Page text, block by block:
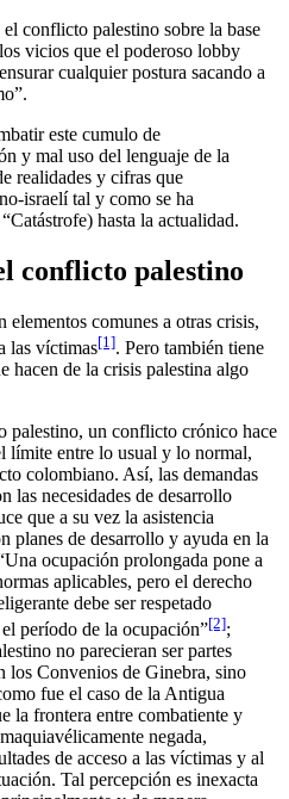
conflicto palestino sobre la base
vicios que el poderoso lobby
cualquier postura sacando a
este cumulo de
y mal uso del lenguaje de la
realidades y cifras que
israelí tal y como se ha
hasta la actualidad.
conflicto palestino
elementos comunes a otras crisis,
las víctimas[1]. Pero también tiene
hacen de la crisis palestina algo
palestino, un conflicto crónico hace
límite entre lo usual y lo normal,
colombiano. Así, las demandas
las necesidades de desarrollo
que a su vez la asistencia
planes de desarrollo y ayuda en la
ocupación prolongada pone a
aplicables, pero el derecho
debe ser respetado
período de la ocupación”[2];
no parecieran ser partes
los Convenios de Ginebra, sino
fue el caso de la Antigua
la frontera entre combatiente y
negada,
de acceso a las víctimas y al
Tal percepción es inexacta